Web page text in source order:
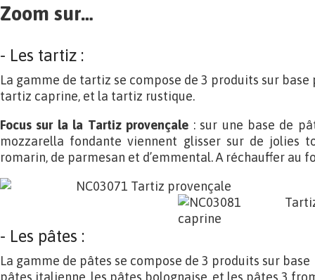
Zoom sur…
- Les tartiz :
La gamme de tartiz se compose de 3 produits sur
tartiz caprine, et la tartiz rustique.
Focus sur la la Tartiz provençale : sur une base de
mozzarella fondante viennent glisser sur de jolies
romarin, de parmesan et d’emmental. A réchauffer au
- Les pâtes :
La gamme de pâtes se compose de 3 produits sur base
pâtes italienne, les pâtes bolognaise, et les pâtes 3